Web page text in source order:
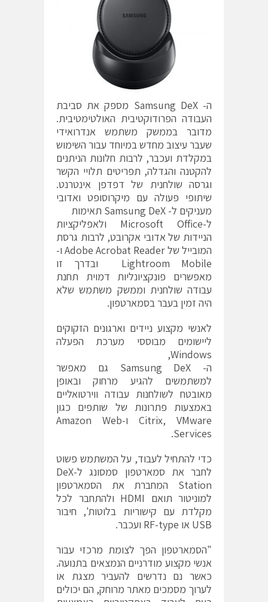
ה- Samsung DeX מספק את סביבת
העבודה הפרודוקטיבית האולטימטיבית.
מדובר בממשק משתמש אנדרואידי
שעבר עיצוב מחדש במיוחד עבור השימוש
במקלדת ועכבר, לרבות חלונות הניתנים
להקטנה והגדלה, תפריטים תלויי הקשר
וגרסה שולחנית של דפדפן אינטרנט.
שיתופי פעולה עם מיקרוסופט ואדובי
מעניקים ל- Samsung DeX תאימות
ל-Microsoft Office ולאפליקציות
הניידות של אדובי אקרובט, לרבות גרסת
המובייל של Adobe Acrobat Reader ו-
Lightroom Mobile ובדרך זו
מאפשרים פונקציונליות דמוית תחנת
עבודה שולחנית וממשק משתמש שלא
היה זמין בעבר בסמארטפון.
לאנשי מקצוע ניידים וארגונים הזקוקים
ליישומים מבוססי מערכת הפעלה
Windows,
ה- Samsung DeX גם מאפשר
למשתמשים להגיע מרחוק ובאופן
מאובטח לשולחנות עבודה ווירטואליים
באמצעות פתרונות של שותפים כגון
Citrix, VMware ו-Amazon Web
Services.
כדי להתחיל לעבוד, על המשתמש פשוט
לחבר את סמארטפון סמסונג ל-DeX
Station המחברת את הסמארטפון
למוניטור תואם HDMI ולהתחבר לכל
מקלדת עם קישוריות בלוטות', חיבור
USB או RF-type ועכבר.
"הסמארטפון הפך לצומת מרכזי עבור
אנשי מקצוע מודרניים הנמצאים בתנועה.
כאשר נם נדרשים להעביר מצגת או
לערוך מסמכים מאתר מרוחק, הם יכולים